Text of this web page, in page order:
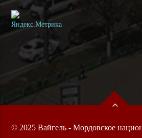
© 2025 Вайгель - Мордовское